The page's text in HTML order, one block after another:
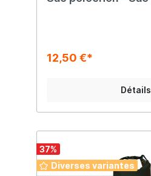
12,50 €*
Détails
37%
Diverses variantes